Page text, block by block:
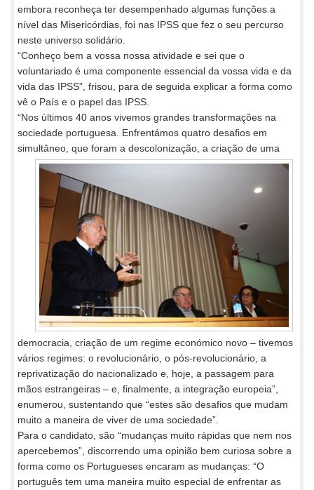
embora reconheça ter desempenhado algumas funções a
nível das Misericórdias, foi nas IPSS que fez o seu percurso
neste universo solidário.
“Conheço bem a vossa nossa atividade e sei que o
voluntariado é uma componente essencial da vossa vida e da
vida das IPSS”, frisou, para de seguida explicar a forma como
vê o País e o papel das IPSS.
“Nos últimos 40 anos vivemos grandes transformações na
sociedade portuguesa. Enfrentámos quatro desafios em
simultâneo, que foram a descolonização, a criação de uma
democracia, criação de um regime económico novo – tivemos
vários regimes: o revolucionário, o pós-revolucionário, a
reprivatização do nacionalizado e, hoje, a passagem para
mãos estrangeiras – e, finalmente, a integração europeia”,
enumerou, sustentando que “estes são desafios que mudam
muito a maneira de viver de uma sociedade”.
Para o candidato, são “mudanças muito rápidas que nem nos
apercebemos”, discorrendo uma opinião bem curiosa sobre a
forma como os Portugueses encaram as mudanças: “O
português tem uma maneira muito especial de enfrentar as